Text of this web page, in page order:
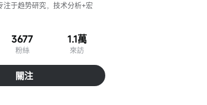
注于趋势研究，技术分析+宏
3677
粉絲
1.1萬
來訪
關注